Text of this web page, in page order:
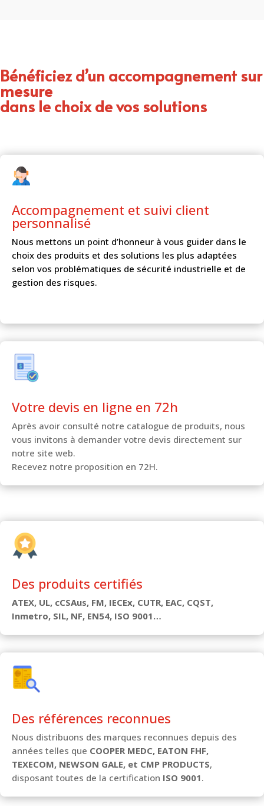
Bénéficiez d’un accompagnement sur
mesure
dans le choix de vos solutions
Accompagnement et suivi client
personnalisé
Nous mettons un point d’honneur à vous guider dans le
choix des produits et des solutions les plus adaptées
selon vos problématiques de sécurité industrielle et de
gestion des risques.
Votre devis en ligne en 72h
Après avoir consulté notre catalogue de produits, nous
vous invitons à demander votre devis directement sur
notre site web.
Recevez notre proposition en 72H.
Des produits certifiés
ATEX, UL, cCSAus, FM, IECEx, CUTR, EAC, CQST,
Inmetro, SIL, NF, EN54, ISO 9001…
Des références reconnues
Nous distribuons des marques reconnues depuis des
années telles que COOPER MEDC, EATON FHF,
TEXECOM, NEWSON GALE, et CMP PRODUCTS,
disposant toutes de la certification ISO 9001.